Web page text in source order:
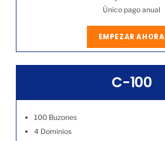
Único pago anual
EMPEZAR AHORA
C-100
100 Buzones
4 Dominios